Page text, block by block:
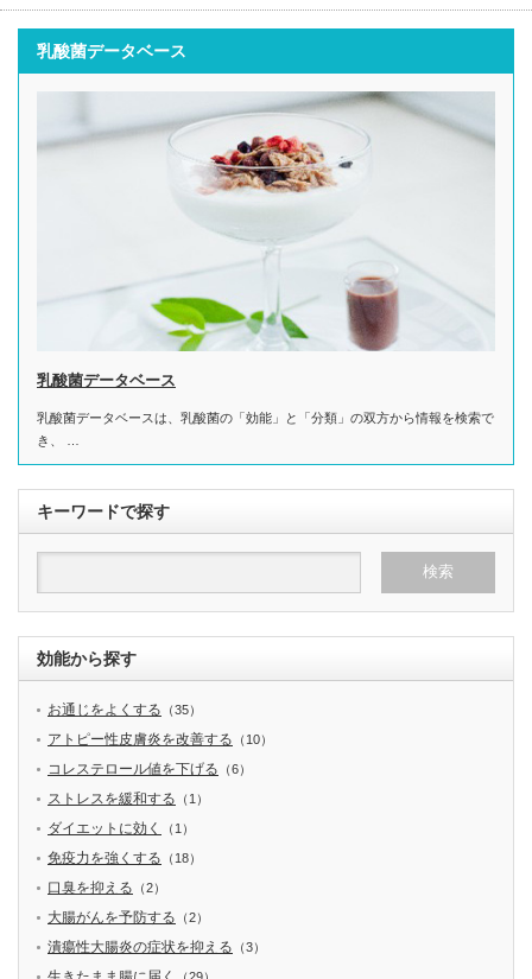
乳酸菌データベース
乳酸菌データベース
乳酸菌データベースは、乳酸菌の「効能」と「分類」の双方から情報を検索で
き、 …
キーワードで探す
効能から探す
お通じをよくする （35）
アトピー性皮膚炎を改善する （10）
コレステロール値を下げる （6）
ストレスを緩和する （1）
ダイエットに効く （1）
免疫力を強くする （18）
口臭を抑える （2）
大腸がんを予防する （2）
潰瘍性大腸炎の症状を抑える （3）